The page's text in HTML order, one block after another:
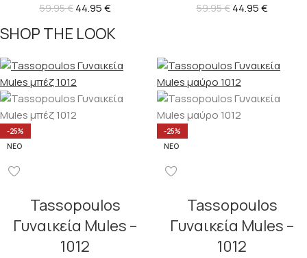
59.95€ 44.95€ 59.95€ 44.95€
SHOP THE LOOK
-25%
ΝΈΟ
Tassopoulos
Γυναικεία Mules –
1012
-25%
ΝΈΟ
Tassopoulos
Γυναικεία Mules –
1012